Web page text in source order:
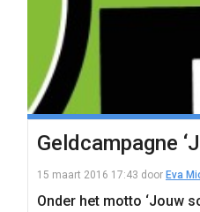
Geldcampagne
15 maart 2016 17:43 door Eva
Onder het motto ‘Jouw